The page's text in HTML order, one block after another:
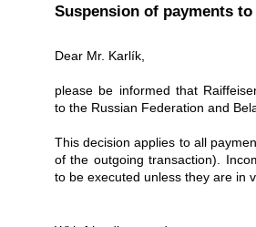
Suspension of payments
Dear Mr. Karlík,
please be informed that
to the Russian Federation and
This decision applies to all
of the outgoing transaction).
to be executed unless they are in